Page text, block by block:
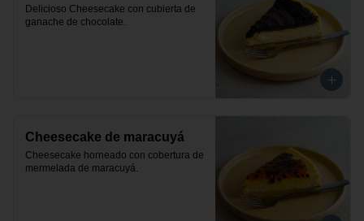
Delicioso Cheesecake con cubierta de
ganache de chocolate.
Cheesecake de maracuyá
Cheesecake horneado con cobertura de
mermelada de maracuyá.